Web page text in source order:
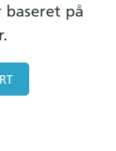
på